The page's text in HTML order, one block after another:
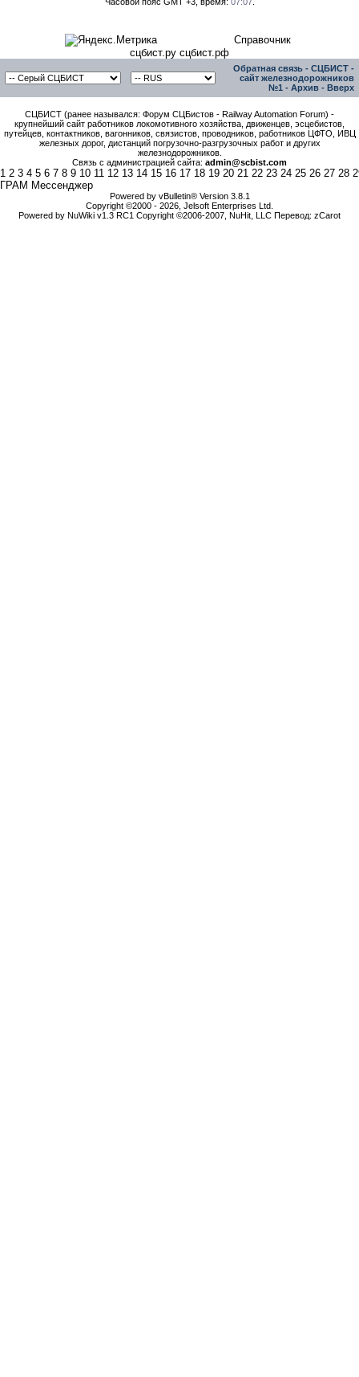
Справочник
сцбист.ру сцбист.рф
Обратная связь - СЦБИСТ -
сайт железнодорожников
№1 - Архив - Вверх
СЦБИСТ (ранее назывался: Форум СЦБистов - Railway Automation Forum) -
крупнейший сайт работников локомотивного хозяйства, движенцев, эсцебистов,
путейцев, контактников, вагонников, связистов, проводников, работников ЦФТО, ИВЦ
железных дорог, дистанций погрузочно-разгрузочных работ и других
железнодорожников.
Связь с администрацией сайта: admin@scbist.com
1 2 3 4 5 6 7 8 9 10 11 12 13 14 15 16 17 18 19 20 21 22 23 24 25 26 27 28
ГРАМ Мессенджер
Powered by vBulletin® Version 3.8.1
Copyright ©2000 - 2026, Jelsoft Enterprises Ltd.
Powered by NuWiki v1.3 RC1 Copyright ©2006-2007, NuHit, LLC Перевод: zCarot